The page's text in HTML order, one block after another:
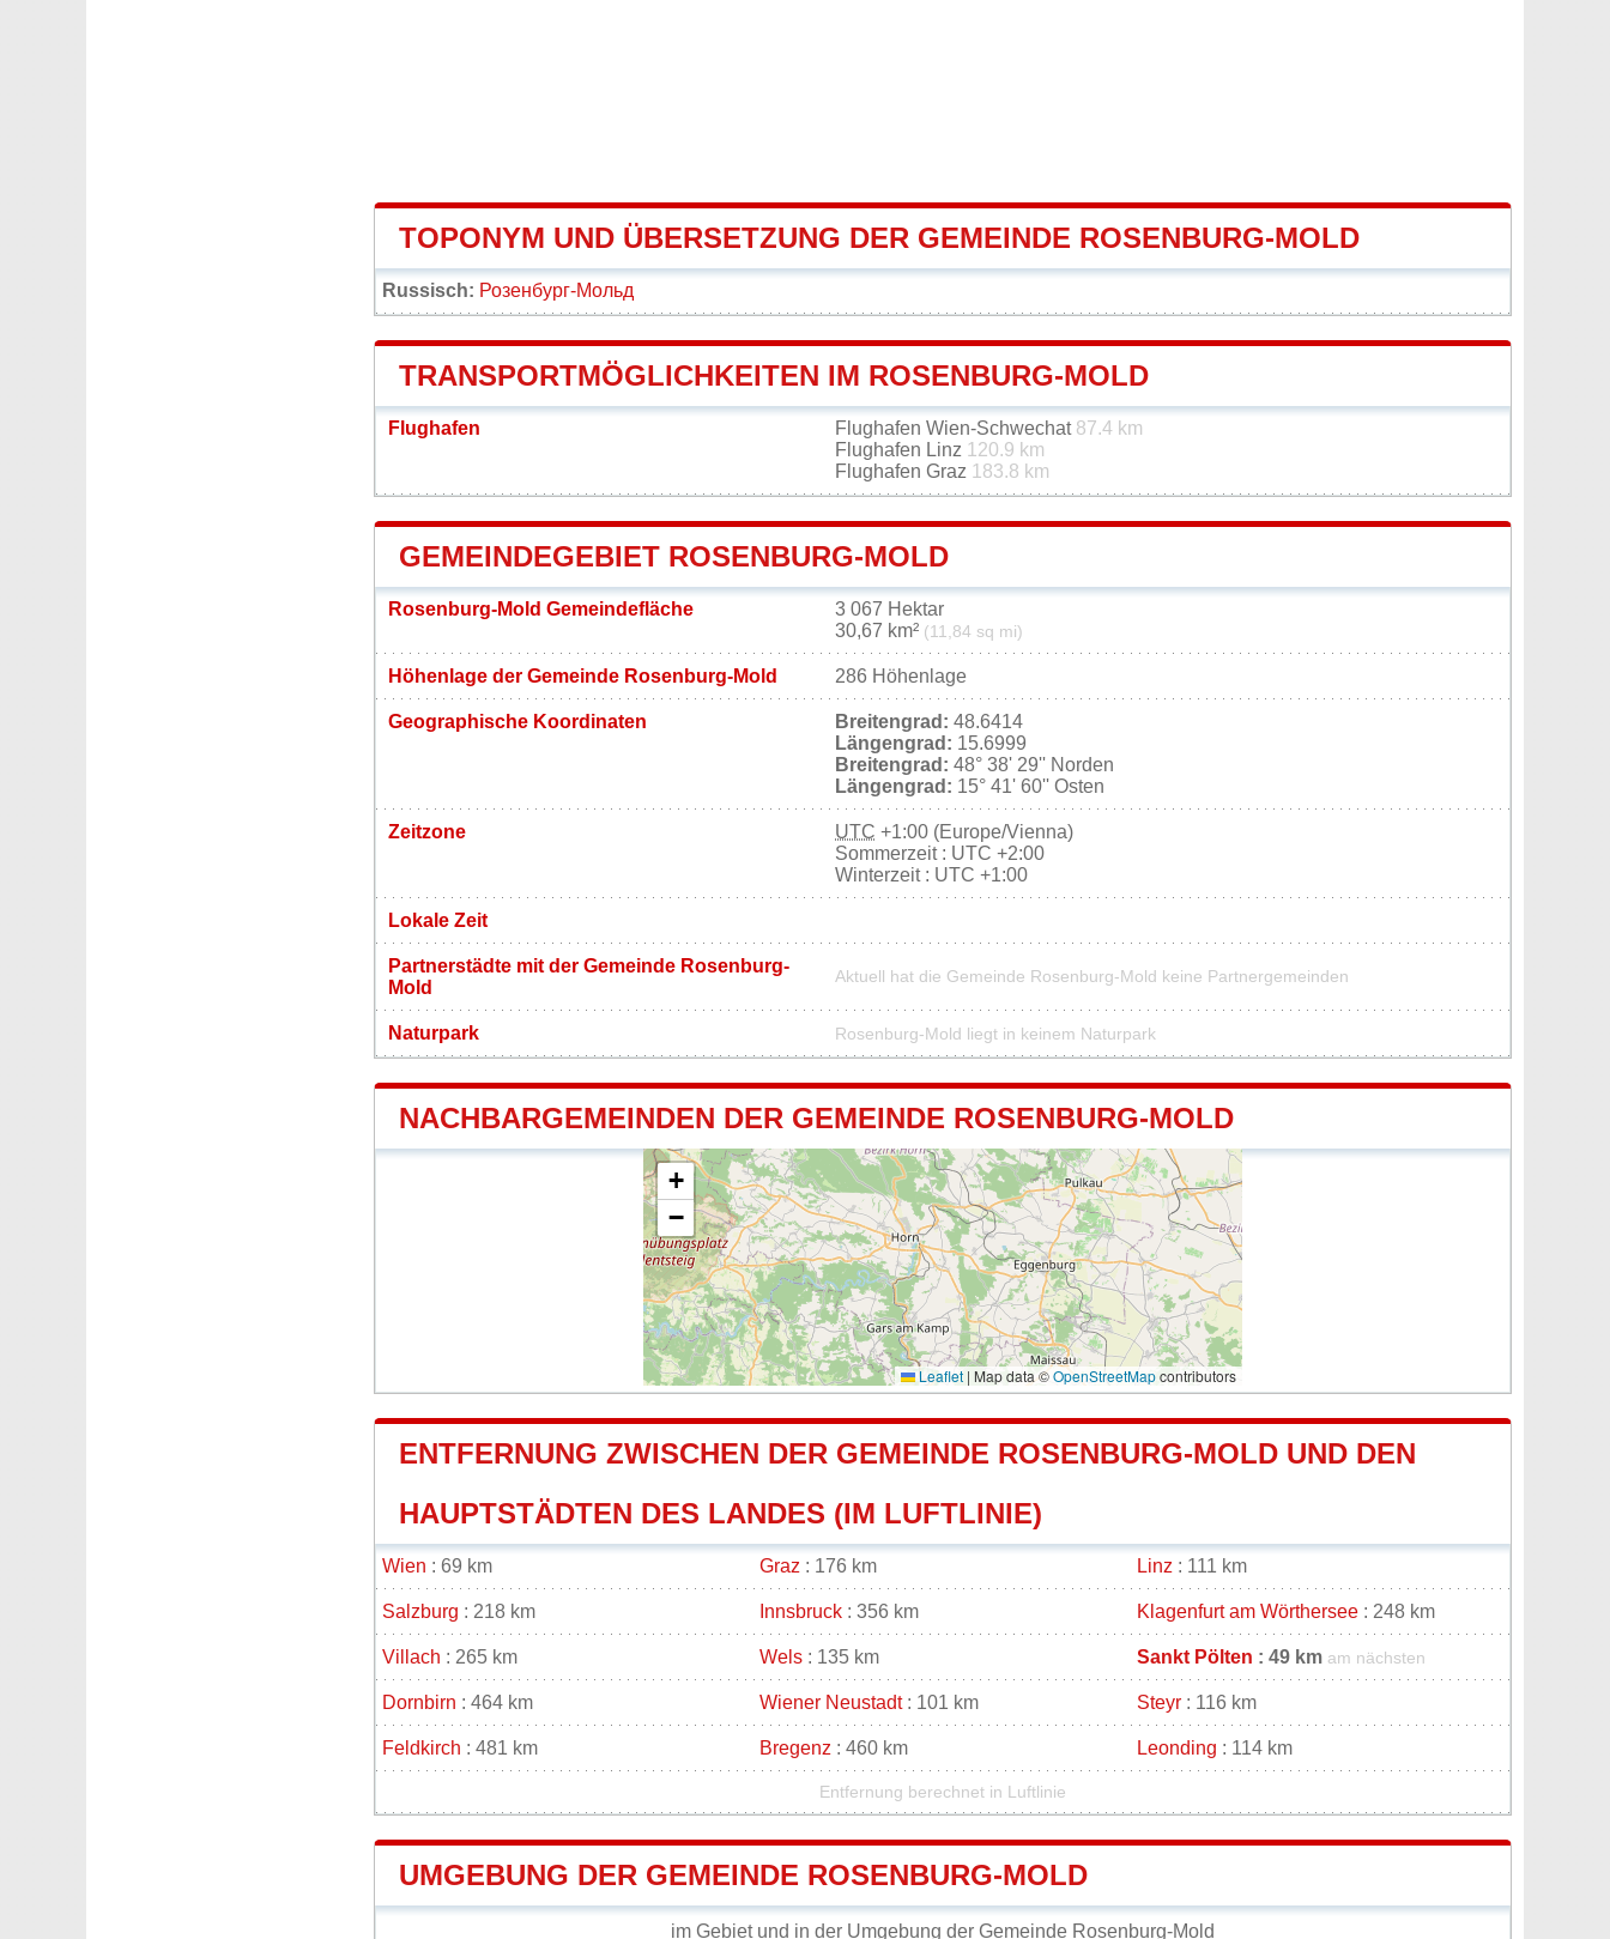
TOPONYM UND ÜBERSETZUNG DER GEMEINDE ROSENBURG-MOLD
Russisch: Розенбург-Мольд
TRANSPORTMÖGLICHKEITEN IM ROSENBURG-MOLD
Flughafen Flughafen Wien-Schwechat 87.4 km
Flughafen Linz 120.9 km
Flughafen Graz 183.8 km
GEMEINDEGEBIET ROSENBURG-MOLD
Rosenburg-Mold Gemeindefläche
3 067 Hektar
30,67 km² (11,84 sq mi)
Höhenlage der Gemeinde Rosenburg-Mold 286 Höhenlage
Geographische Koordinaten Breitengrad: 48.6414
Längengrad: 15.6999
Breitengrad: 48° 38' 29'' Norden
Längengrad: 15° 41' 60'' Osten
Zeitzone UTC +1:00 (Europe/Vienna)
Sommerzeit : UTC +2:00
Winterzeit : UTC +1:00
Lokale Zeit
Partnerstädte mit der Gemeinde Rosenburg-
Mold
Aktuell hat die Gemeinde Rosenburg-Mold keine Partnergemeinden
Naturpark Rosenburg-Mold liegt in keinem Naturpark
NACHBARGEMEINDEN DER GEMEINDE ROSENBURG-MOLD
+
−
Leaflet | Map data ©OpenStreetMapcontributors
ENTFERNUNG ZWISCHEN DER GEMEINDE ROSENBURG-MOLD UND DEN
HAUPTSTÄDTEN DES LANDES (IM LUFTLINIE)
Wien : 69 km Graz : 176 km Linz : 111 km
Salzburg : 218 km Innsbruck : 356 km Klagenfurt am Wörthersee : 248 km
Villach : 265 km Wels : 135 km Sankt Pölten : 49 km am nächsten
Dornbirn : 464 km Wiener Neustadt: 101 km Steyr : 116 km
Feldkirch : 481 km Bregenz : 460 km Leonding : 114 km
Entfernung berechnet in Luftlinie
UMGEBUNG DER GEMEINDE ROSENBURG-MOLD
im Gebiet und in der Umgebung der Gemeinde Rosenburg-Mold